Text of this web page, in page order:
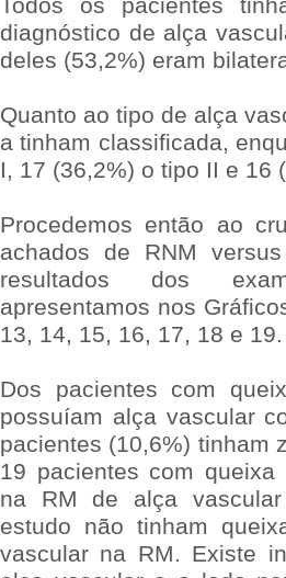
Todos os pacientes
diagnóstico de alça
deles (53,2%) eram
Quanto ao tipo de alça
a tinham classificada,
I, 17 (36,2%) o tipo II e 16
Procedemos então ao
achados de RNM
resultados dos
apresentamos nos
13, 14, 15, 16, 17, 18 e 19.
Dos pacientes com
possuíam alça vascular
pacientes (10,6%) tinham
19 pacientes com queixa
na RM de alça
estudo não tinham
vascular na RM. Existe